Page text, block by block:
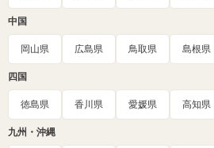
中国
岡山県 広島県 鳥取県 島根県
四国
徳島県 香川県 愛媛県 高知県
九州・沖縄